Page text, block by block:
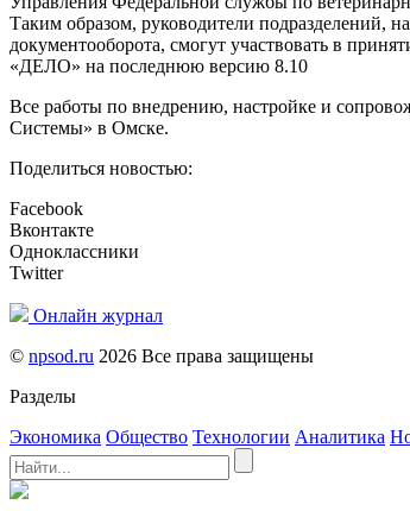
Таким образом, руководители подразделений,
документооборота, смогут участвовать в
«ДЕЛО» на последнюю версию 8.10
Все работы по внедрению, настройке и
Системы» в Омске.
Поделиться новостью:
Facebook
Вконтакте
Одноклассники
Twitter
Онлайн журнал
© npsod.ru 2026 Все права защищены
Разделы
Экономика Общество Технологии Аналитика